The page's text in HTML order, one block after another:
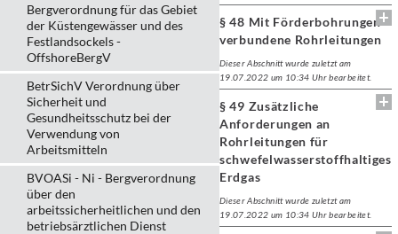
Bergverordnung für das Gebiet
der Küstengewässer und des
Festlandsockels -
OffshoreBergV
BetrSichV Verordnung über
Sicherheit und
Gesundheitsschutz bei der
Verwendung von
Arbeitsmitteln
BVOASi - Ni - Bergverordnung
über den
arbeitssicherheitlichen und den
betriebsärztlichen Dienst
§ 48 Mit Förderbohrungen
verbundene Rohrleitungen
Dieser Abschnitt wurde zuletzt am
19.07.2022 um 10:34 Uhr bearbeitet.
§ 49 Zusätzliche
Anforderungen an
Rohrleitungen für
schwefelwasserstoffhaltiges
Erdgas
Dieser Abschnitt wurde zuletzt am
19.07.2022 um 10:34 Uhr bearbeitet.